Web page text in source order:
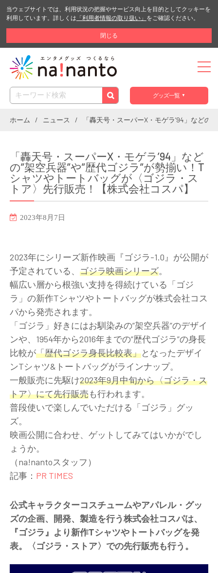
当ウェブサイトでは、利用状況の把握やサービス向上を目的としてクッキーを
利用しています。詳しくは 「利用者情報の取り扱い」 をご確認ください。
閉じる
グッズ一覧
ホーム ニュース 「轟天号・スーパーX・モゲラ’94」など
「轟天号・スーパーX・モゲラ’94」など
の”架空兵器”や”歴代ゴジラ”が勢揃い！T
シャツやトートバッグが〈ゴジラ・ス
トア〉先行販売！【株式会社コスパ】
2023年8月7日
2023年にシリーズ新作映画『ゴジラ-1.0』が公開が
予定されている、 ゴジラ映画シリーズ。
幅広い層から根強い支持を得続けている「ゴジ
ラ」の新作Tシャツやトートバッグが株式会社コス
パから発売されます。
「ゴジラ」好きにはお馴染みの”架空兵器”のデザイ
ンや、1954年から2016年までの”歴代ゴジラ”の身長
比較が「歴代ゴジラ身長比較表」となったデザイ
ンTシャツ&トートバッグがラインナップ。
一般販売に先駆け2023年9月中旬から〈ゴジラ・ス
トア〉にて先行販売も行われます。
普段使いで楽しんでいただける「ゴジラ」グッ
ズ。
映画公開に合わせ、ゲットしてみてはいかがでし
ょうか。
（na!nantoスタッフ）
記事： PR TIMES
公式キャラクターコスチュームやアパレル・グッ
ズの企画、開発、製造を行う株式会社コスパは、
『ゴジラ』より新作Tシャツやトートバッグを発
表。〈ゴジラ・ストア〉での先行販売も行う。